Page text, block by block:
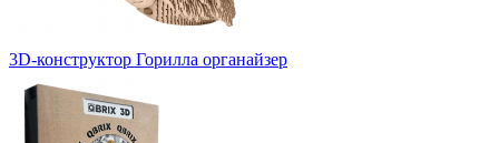
3D-конструктор Горилла органайзер